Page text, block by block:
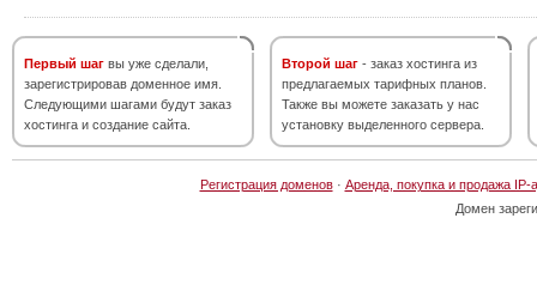
Первый шаг вы уже сделали,
зарегистрировав доменное имя.
Следующими шагами будут заказ
хостинга и создание сайта.
Второй шаг - заказ хостинга из
предлагаемых тарифных планов.
Также вы можете заказать у нас
установку выделенного сервера.
Регистрация доменов· Аренда, покупка и продажа IP-
Домен